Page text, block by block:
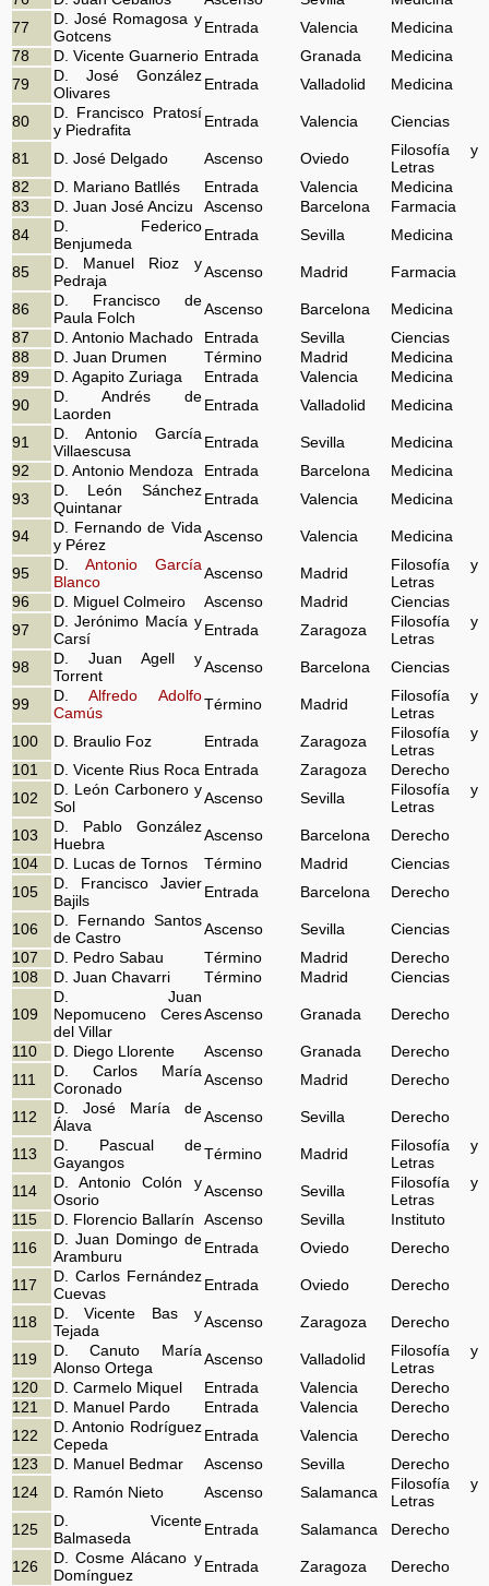
77
D. José Romagosa y
Gotcens
Entrada Valencia
Medicina
78
D. Vicente Guarnerio Entrada Granada
Medicina
79
D. José González
Olivares
Entrada Valladolid Medicina
80
D. Francisco Pratosí
y Piedrafita
Entrada Valencia Ciencias
81 D. José Delgado Ascenso Oviedo
Filosofía y
Letras
82
D. Mariano Batllés Entrada Valencia
Medicina
83
D. Juan José Ancizu Ascenso Barcelona
Farmacia
84
D. Federico
Benjumeda
Entrada Sevilla Medicina
85
D. Manuel Rioz y
Pedraja
Ascenso Madrid Farmacia
86
D. Francisco de
Paula Folch
Ascenso Barcelona
Medicina
87
D. Antonio Machado Entrada Sevilla
Ciencias
88
D. Juan Drumen Término Madrid
Medicina
89
D. Agapito Zuriaga Entrada Valencia
Medicina
90
D. Andrés de
Laorden
Entrada Valladolid Medicina
91
D. Antonio García
Villaescusa
Entrada Sevilla
Medicina
92
D. Antonio Mendoza Entrada Barcelona
Medicina
93
D. León Sánchez
Quintanar
Entrada Valencia Medicina
94
D. Fernando de Vida
y Pérez
Ascenso Valencia Medicina
95
D. Antonio García
Blanco
Ascenso Madrid
Filosofía y
Letras
96
D. Miguel Colmeiro Ascenso Madrid
Ciencias
97
D. Jerónimo Macía y
Carsí
Entrada Zaragoza
Filosofía y
Letras
98
D. Juan Agell y
Torrent
Ascenso Barcelona Ciencias
99
D. Alfredo Adolfo
Camús
Término Madrid
Filosofía y
Letras
100
D. Braulio Foz Entrada Zaragoza
Filosofía y
Letras
101
D. Vicente Rius Roca Entrada Zaragoza
Derecho
102
D. León Carbonero y
Sol
Ascenso Sevilla
Filosofía y
Letras
103
D. Pablo González
Huebra
Ascenso Barcelona
Derecho
104
D. Lucas de Tornos Término Madrid
Ciencias
105
D. Francisco Javier
Bajils
Entrada Barcelona Derecho
106
D. Fernando Santos
de Castro
Ascenso Sevilla
Ciencias
107
D. Pedro Sabau Término Madrid
Derecho
108
D. Juan Chavarri Término Madrid Ciencias
109
D. Juan
Nepomuceno Ceres
del Villar
Ascenso Granada Derecho
110 D. Diego Llorente Ascenso Granada
Derecho
111
D. Carlos María
Coronado
Ascenso Madrid Derecho
112
D. José María de
Álava
Ascenso Sevilla Derecho
113
D. Pascual de
Gayangos
Término Madrid
Filosofía y
Letras
114
D. Antonio Colón y
Osorio
Ascenso Sevilla
Filosofía y
Letras
115
D. Florencio Ballarín Ascenso Sevilla
Instituto
116
D. Juan Domingo de
Aramburu
Entrada Oviedo Derecho
117
D. Carlos Fernández
Cuevas
Entrada Oviedo Derecho
118
D. Vicente Bas y
Tejada
Ascenso Zaragoza Derecho
119
D. Canuto María
Alonso Ortega
Ascenso Valladolid
Filosofía y
Letras
120
D. Carmelo Miquel Entrada Valencia
Derecho
121
D. Manuel Pardo Entrada Valencia
Derecho
122
D. Antonio Rodríguez
Cepeda
Entrada Valencia
Derecho
123
D. Manuel Bedmar Ascenso Sevilla
Derecho
124
D. Ramón Nieto Ascenso Salamanca
Filosofía y
Letras
125
D. Vicente
Balmaseda
Entrada Salamanca Derecho
126
D. Cosme Alácano y
Domínguez
Entrada Zaragoza Derecho